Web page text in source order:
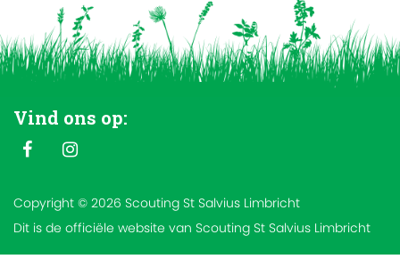
Vind ons op:
Copyright © 2026 Scouting St Salvius Limbricht
Dit is de officiële website van Scouting St Salvius Limbricht